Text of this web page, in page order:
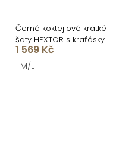
Černé koktejlové krátké
šaty HEXTOR s kraťásky
1 569 Kč
M/L